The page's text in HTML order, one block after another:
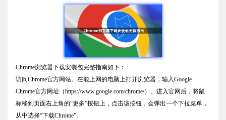
Chrome浏览器下载安装包完整指南如下：
访问Chrome官方网站。在能上网的电脑上打开浏览器，输入Google
Chrome官方网址（https://www.google.com/chrome/）。进入官网后，将鼠
标移到页面右上角的“更多”按钮上，点击该按钮，会弹出一个下拉菜单，
从中选择“下载Chrome”。